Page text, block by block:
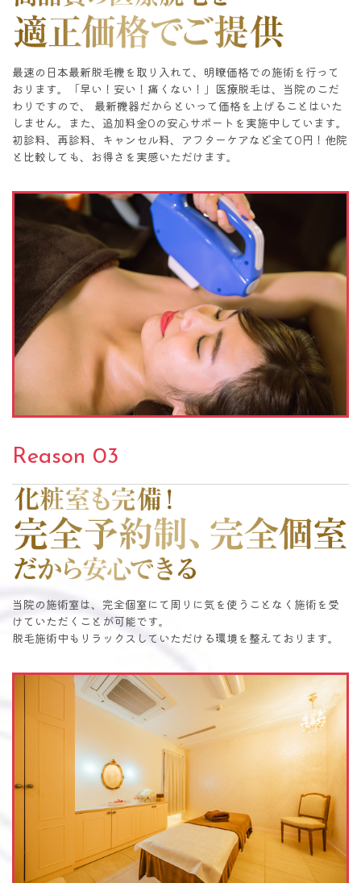
最速の日本最新脱毛機を取り入れて、明瞭価格での施術を行って
おります。「早い！安い！痛くない！」医療脱毛は、当院のこだ
わりですので、 最新機器だからといって価格を上げることはいた
しません。また、追加料金0の安心サポートを実施中しています。
初診料、再診料、キャンセル料、アフターケアなど全て0円！他院
と比較しても、お得さを実感いただけます。
Reason 03
化粧室も完備！完全予約制、完全個室だから安心
当院の施術室は、完全個室にて周りに気を使うことなく施術を受
けていただくことが可能です。
脱毛施術中もリラックスしていただける環境を整えております。